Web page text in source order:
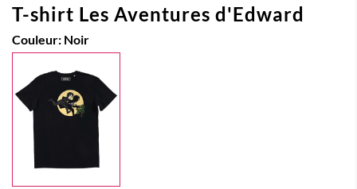
T-shirt Les Aventures d'Edward
Couleur: Noir